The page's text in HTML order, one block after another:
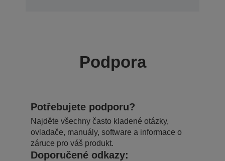
Podpora
Potřebujete podporu?
Najděte všechny často kladené otázky,
ovladače, manuály, software a informace o
záruce pro váš produkt.
Doporučené odkazy: